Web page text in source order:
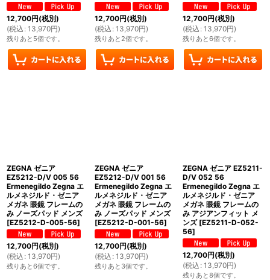
12,700円(税別)
(税込 : 13,970円)
残りあと5個です。
12,700円(税別)
(税込 : 13,970円)
残りあと2個です。
12,700円(税別)
(税込 : 13,970円)
残りあと6個です。
ZEGNA ゼニア
EZ5212-D/V 005 56
Ermenegildo Zegna エ
ルメネジルド・ゼニア
メガネ 眼鏡 フレームの
み ノーズパッド メンズ
[EZ5212-D-005-56]
12,700円(税別)
(税込 : 13,970円)
残りあと6個です。
ZEGNA ゼニア
EZ5212-D/V 001 56
Ermenegildo Zegna エ
ルメネジルド・ゼニア
メガネ 眼鏡 フレームの
み ノーズパッド メンズ
[EZ5212-D-001-56]
12,700円(税別)
(税込 : 13,970円)
残りあと3個です。
ZEGNA ゼニア EZ5211-
D/V 052 56
Ermenegildo Zegna エ
ルメネジルド・ゼニア
メガネ 眼鏡 フレームの
み アジアンフィット メ
ンズ [EZ5211-D-052-
56]
12,700円(税別)
(税込 : 13,970円)
残りあと8個です。